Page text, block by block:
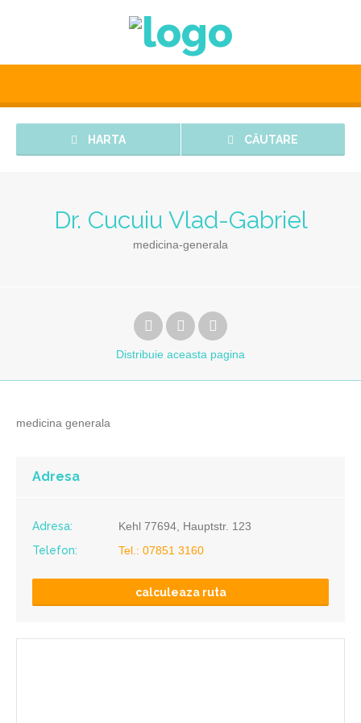
HARTA CĂUTARE
Dr. Cucuiu Vlad-Gabriel
medicina-generala
Distribuie aceasta pagina
medicina generala
Adresa
Adresa:
Kehl 77694, Hauptstr. 123
Telefon:
Tel.: 07851 3160
calculeaza ruta